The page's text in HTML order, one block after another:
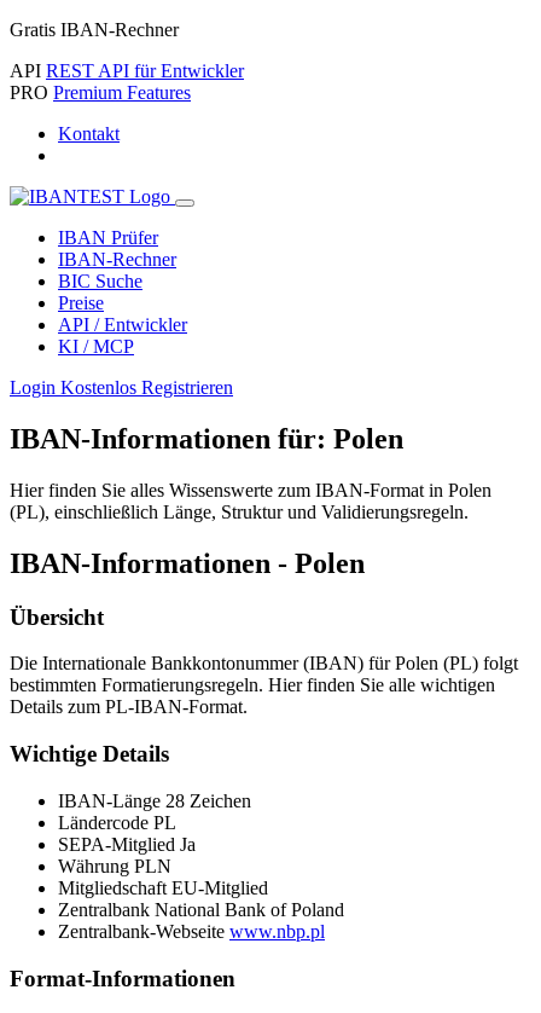
Gratis IBAN-Rechner
API REST API für Entwickler
PRO Premium Features
Kontakt
IBAN Prüfer
IBAN-Rechner
BIC Suche
Preise
API / Entwickler
KI / MCP
Login Kostenlos Registrieren
IBAN-Informationen für: Polen
Hier finden Sie alles Wissenswerte zum IBAN-Format in Polen
(PL), einschließlich Länge, Struktur und Validierungsregeln.
IBAN-Informationen - Polen
Übersicht
Die Internationale Bankkontonummer (IBAN) für Polen (PL) folgt
bestimmten Formatierungsregeln. Hier finden Sie alle wichtigen
Details zum PL-IBAN-Format.
Wichtige Details
IBAN-Länge 28 Zeichen
Ländercode PL
SEPA-Mitglied Ja
Währung PLN
Mitgliedschaft EU-Mitglied
Zentralbank National Bank of Poland
Zentralbank-Webseite www.nbp.pl
Format-Informationen